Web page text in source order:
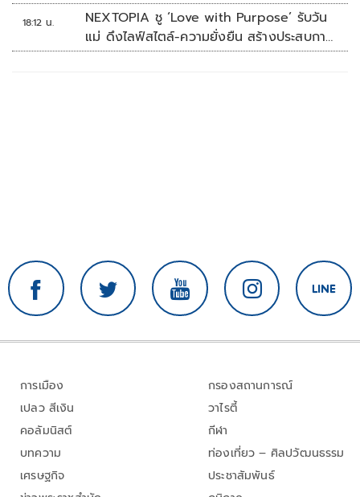
18:12 น.
NEXTOPIA ชู ‘Love with Purpose’ รับวัน
แม่ ดึงไลฟ์สไตล์-ความยั่งยืน สร้างประสบกา
รณ์ช้อปปิงมีความหมาย
การเมือง
เปลว สีเงิน
คอลัมนิสต์
บทความ
เศรษฐกิจ
กรองสถานการณ์
วาไรตี้
กีฬา
ท่องเที่ยว – ศิลปวัฒนธรรม
ประชาสัมพันธ์